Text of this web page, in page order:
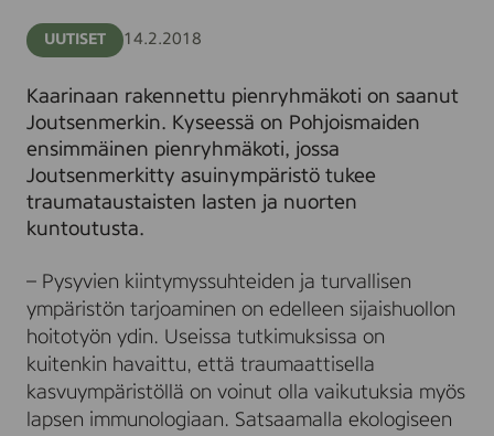
UUTISET 14.2.2018
Kaarinaan rakennettu pienryhmäkoti on saanut
Joutsenmerkin. Kyseessä on Pohjoismaiden
ensimmäinen pienryhmäkoti, jossa
Joutsenmerkitty asuinympäristö tukee
traumataustaisten lasten ja nuorten
kuntoutusta.
– Pysyvien kiintymyssuhteiden ja turvallisen
ympäristön tarjoaminen on edelleen sijaishuollon
hoitotyön ydin. Useissa tutkimuksissa on
kuitenkin havaittu, että traumaattisella
kasvuympäristöllä on voinut olla vaikutuksia myös
lapsen immunologiaan. Satsaamalla ekologiseen